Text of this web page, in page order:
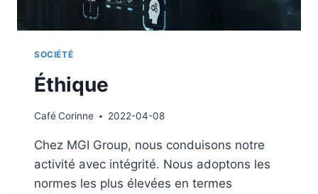
SOCIÉTÉ
Éthique
CaféCorinne 2022-04-08
Chez MGI Group, nous conduisons notre
activité avec intégrité. Nous adoptons les
normes les plus élevées en termes